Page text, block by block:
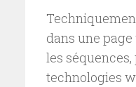
dans une
les
technologies